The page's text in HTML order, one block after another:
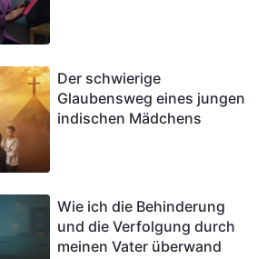
Der schwierige
Glaubensweg eines jungen
indischen Mädchens
Wie ich die Behinderung
und die Verfolgung durch
meinen Vater überwand